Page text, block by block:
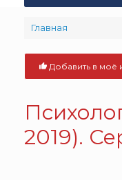
Главная
Добавить в моё
2019).